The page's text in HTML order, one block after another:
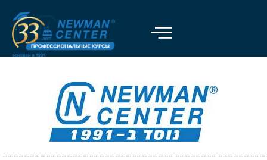
Выделить заголовки
Цвет фона
Уменьшить